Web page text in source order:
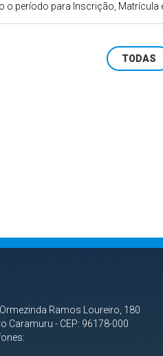
o período para Inscrição,
TODAS
Ramos Loureiro, 180
Caramuru - CEP: 96178-000